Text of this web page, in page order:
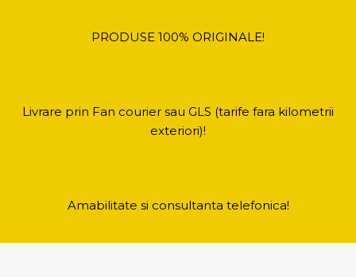
PRODUSE 100% ORIGINALE!
Livrare prin Fan courier sau GLS (tarife fara kilometrii
exteriori)!
Amabilitate si consultanta telefonica!